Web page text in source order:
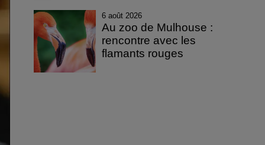
6 août 2026
Au zoo de Mulhouse :
rencontre avec les
flamants rouges